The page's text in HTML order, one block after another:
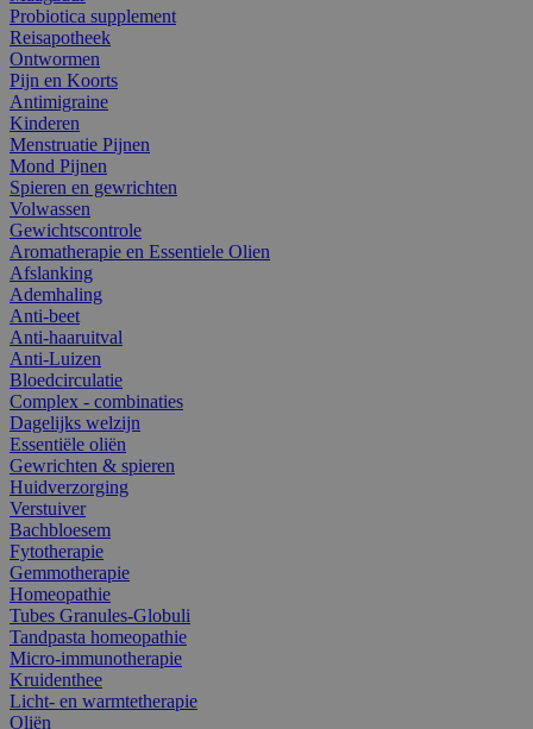
Probiotica supplement
Reisapotheek
Ontwormen
Pijn en Koorts
Antimigraine
Kinderen
Menstruatie Pijnen
Mond Pijnen
Spieren en gewrichten
Volwassen
Gewichtscontrole
Aromatherapie en Essentiele Olien
Afslanking
Ademhaling
Anti-beet
Anti-haaruitval
Anti-Luizen
Bloedcirculatie
Complex - combinaties
Dagelijks welzijn
Essentiële oliën
Gewrichten & spieren
Huidverzorging
Verstuiver
Bachbloesem
Fytotherapie
Gemmotherapie
Homeopathie
Tubes Granules-Globuli
Tandpasta homeopathie
Micro-immunotherapie
Kruidenthee
Licht- en warmtetherapie
Oliën